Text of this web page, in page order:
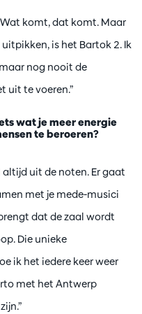
komt, dat komt. Maar
is het Bartok 2. Ik
nog nooit de
uit te voeren.”
wat je meer energie
te beroeren?
uit de noten. Er gaat
met je mede-musici
dat de zaal wordt
Die unieke
ik het iedere keer weer
met het Antwerp